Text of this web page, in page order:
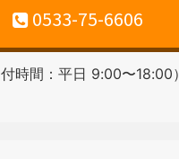
0533-75-6606
付時間：平日 9:00〜18:00）